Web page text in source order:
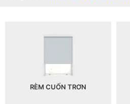
RÈM CUỐN TRƠN